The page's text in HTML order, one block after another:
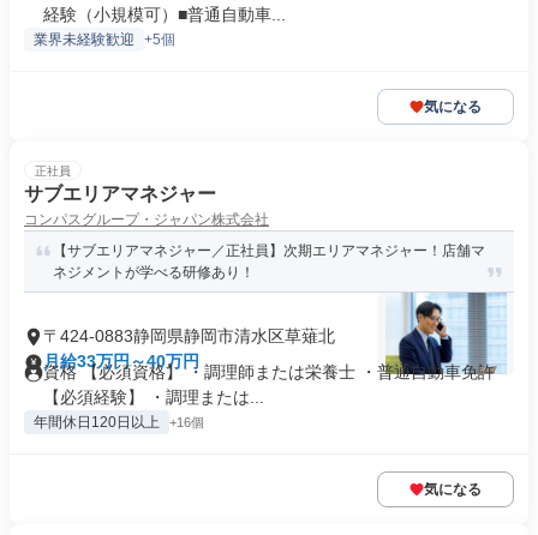
経験（小規模可）■普通自動車...
業界未経験歓迎 +5個
気になる
正社員
サブエリアマネジャー
コンパスグループ・ジャパン株式会社
【サブエリアマネジャー／正社員】次期エリアマネジャー！店舗マ
ネジメントが学べる研修あり！
〒424-0883静岡県静岡市清水区草薙北
月給33万円～40万円
資格 【必須資格】 ・調理師または栄養士 ・普通自動車免許
【必須経験】 ・調理または...
年間休日120日以上 +16個
気になる